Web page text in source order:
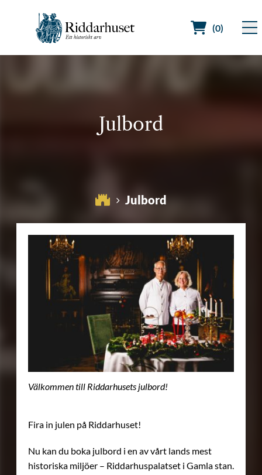
(0)
Julbord
Julbord
Välkommen till Riddarhusets julbord!
Fira in julen på Riddarhuset!
Nu kan du boka julbord i en av vårt lands mest
historiska miljöer – Riddarhuspalatset i Gamla stan.